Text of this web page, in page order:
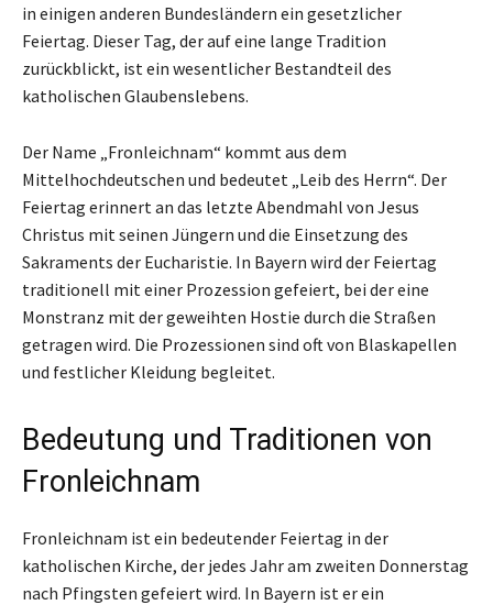
in einigen anderen Bundesländern ein gesetzlicher
Feiertag. Dieser Tag, der auf eine lange Tradition
zurückblickt, ist ein wesentlicher Bestandteil des
katholischen Glaubenslebens.
Der Name „Fronleichnam“ kommt aus dem
Mittelhochdeutschen und bedeutet „Leib des Herrn“. Der
Feiertag erinnert an das letzte Abendmahl von Jesus
Christus mit seinen Jüngern und die Einsetzung des
Sakraments der Eucharistie. In Bayern wird der Feiertag
traditionell mit einer Prozession gefeiert, bei der eine
Monstranz mit der geweihten Hostie durch die Straßen
getragen wird. Die Prozessionen sind oft von Blaskapellen
und festlicher Kleidung begleitet.
Bedeutung und Traditionen von
Fronleichnam
Fronleichnam ist ein bedeutender Feiertag in der
katholischen Kirche, der jedes Jahr am zweiten Donnerstag
nach Pfingsten gefeiert wird. In Bayern ist er ein